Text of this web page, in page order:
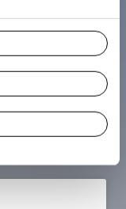
- Péloponnèse
Chalkidiki